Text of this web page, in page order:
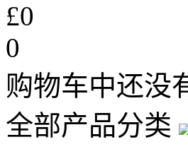
£0
0
购物车中还没
全部产品分类